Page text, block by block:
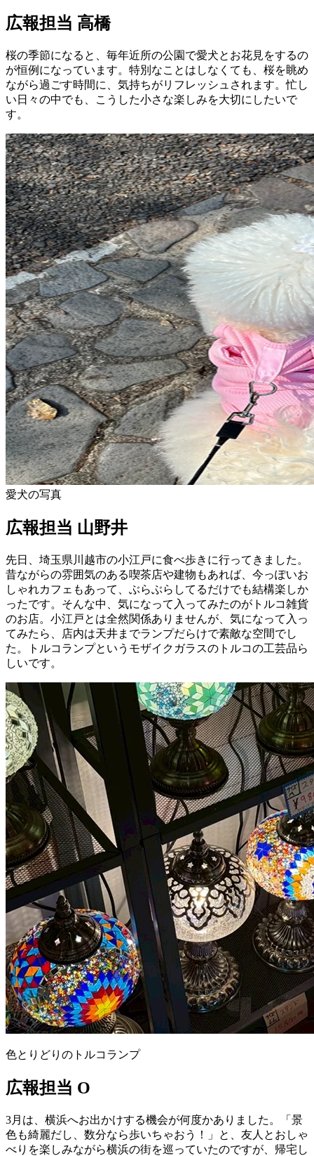
広報担当 高橋
桜の季節になると、毎年近所の公園で愛犬とお花見をするの
が恒例になっています。特別なことはしなくても、桜を眺め
ながら過ごす時間に、気持ちがリフレッシュされます。忙し
い日々の中でも、こうした小さな楽しみを大切にしたいで
す。
愛犬の写真
広報担当 山野井
先日、埼玉県川越市の小江戸に食べ歩きに行ってきました。
昔ながらの雰囲気のある喫茶店や建物もあれば、今っぽいお
しゃれカフェもあって、ぶらぶらしてるだけでも結構楽しか
ったです。そんな中、気になって入ってみたのがトルコ雑貨
のお店。小江戸とは全然関係ありませんが、気になって入っ
てみたら、店内は天井までランプだらけで素敵な空間でし
た。トルコランプというモザイクガラスのトルコの工芸品ら
しいです。
色とりどりのトルコランプ
広報担当 O
3月は、横浜へお出かけする機会が何度かありました。「景
色も綺麗だし、数分なら歩いちゃおう！」と、友人とおしゃ
べりを楽しみながら横浜の街を巡っていたのですが、帰宅し